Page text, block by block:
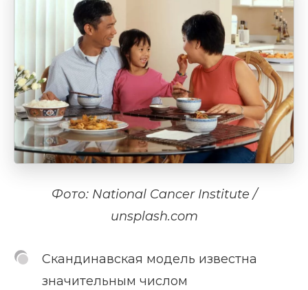
Фото: National Cancer Institute /
unsplash.com
Скандинавская модель известна
значительным числом